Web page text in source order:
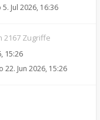
5. Jul 2026, 16:36
2167 Zugriffe
15:26
22. Jun 2026, 15:26